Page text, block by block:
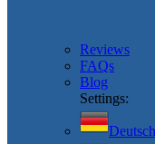
Reviews
FAQs
Blog
Settings:
Deutsch